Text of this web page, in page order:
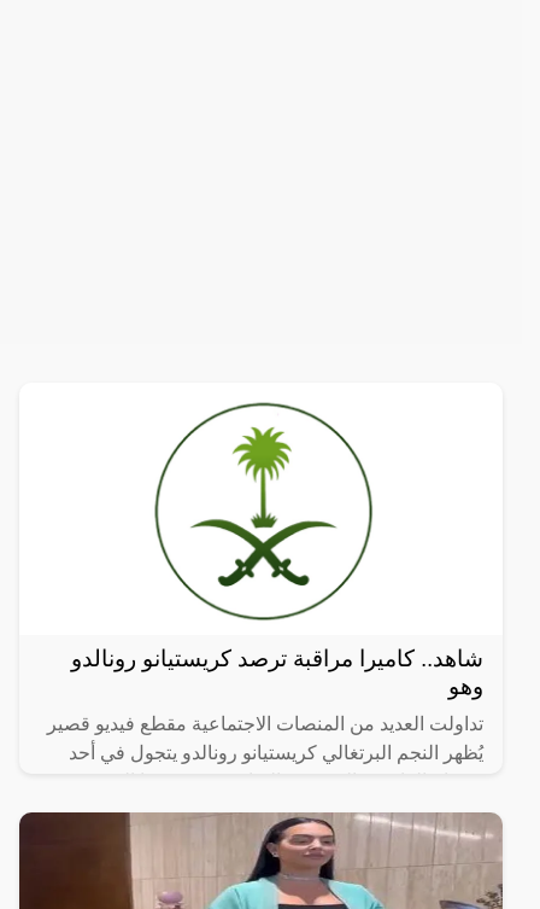
شاهد.. كاميرا مراقبة ترصد كريستيانو رونالدو
وهو
تداولت العديد من المنصات الاجتماعية مقطع فيديو قصير
يُظهر النجم البرتغالي كريستيانو رونالدو يتجول في أحد